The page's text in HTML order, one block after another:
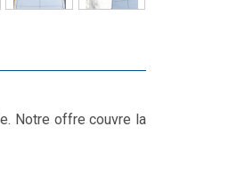
Notre offre couvre la